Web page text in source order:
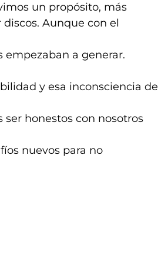
un propósito, más
Aunque con el
empezaban a generar.
y esa inconsciencia de
honestos con nosotros
nuevos para no